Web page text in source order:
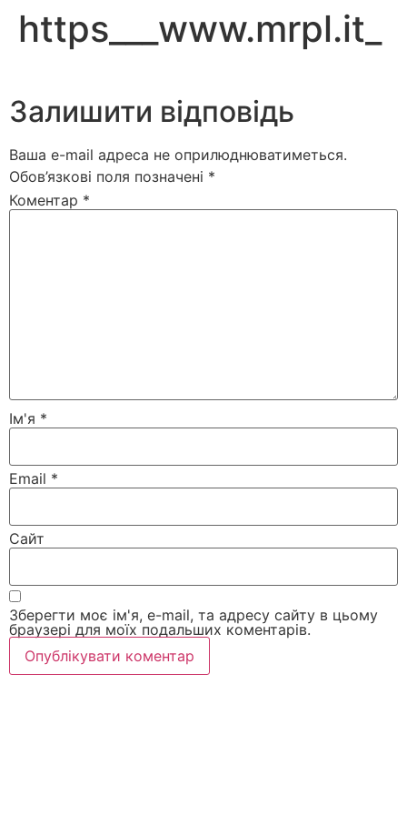
https___www.mrpl.it_
Залишити відповідь
Ваша e-mail адреса не оприлюднюватиметься.
Обов’язкові поля позначені *
Коментар *
Ім'я *
Email *
Сайт
Зберегти моє ім'я, e-mail, та адресу сайту в цьому
браузері для моїх подальших коментарів.